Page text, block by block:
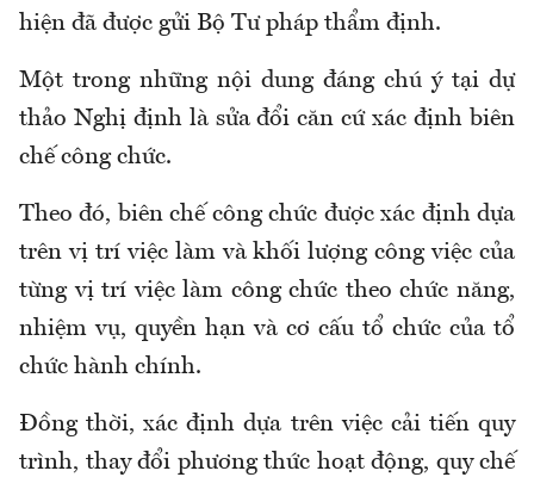
hiện đã được gửi Bộ Tư pháp thẩm định.
Một trong những nội dung đáng chú ý tại dự
thảo Nghị định là sửa đổi căn cứ xác định biên
chế công chức.
Theo đó, biên chế công chức được xác định dựa
trên vị trí việc làm và khối lượng công việc của
từng vị trí việc làm công chức theo chức năng,
nhiệm vụ, quyền hạn và cơ cấu tổ chức của tổ
chức hành chính.
Đồng thời, xác định dựa trên việc cải tiến quy
trình, thay đổi phương thức hoạt động, quy chế